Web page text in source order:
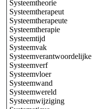
Systeemtheorie
Systeemtherapeut
Systeemtherapeute
Systeemtherapie
Systeemtijd
Systeemvak
Systeemverantwoordelijke
Systeemverf
Systeemvloer
Systeemwand
Systeemwereld
Systeemwijziging